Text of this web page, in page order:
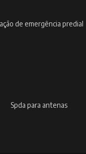
de emergência predial
spda para antenas